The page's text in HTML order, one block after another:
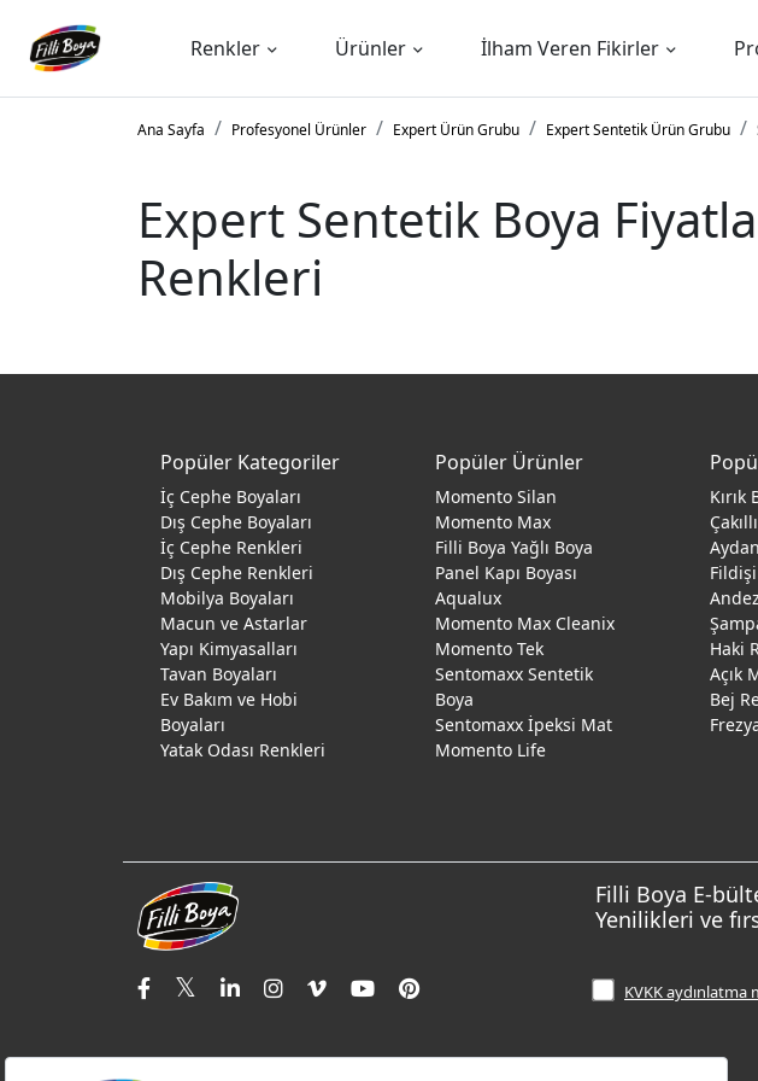
Renkler Ürünler İlham Veren Fikirler
Ana Sayfa Profesyonel Ürünler Expert Ürün Grubu Expert Sentetik Ürün Grubu
Expert Sentetik Boya
Renkleri
Popüler Kategoriler
İç Cephe Boyaları
Dış Cephe Boyaları
İç Cephe Renkleri
Dış Cephe Renkleri
Mobilya Boyaları
Macun ve Astarlar
Yapı Kimyasalları
Tavan Boyaları
Ev Bakım ve Hobi
Boyaları
Yatak Odası Renkleri
Popüler Ürünler
Momento Silan
Momento Max
Filli Boya Yağlı Boya
Panel Kapı Boyası
Aqualux
Momento Max Cleanix
Momento Tek
Sentomaxx Sentetik
Boya
Sentomaxx İpeksi Mat
Momento Life
Kırık
Haki
Açık
Bej
Filli Boya E-
Yenilikleri ve
KVKK aydınlatma